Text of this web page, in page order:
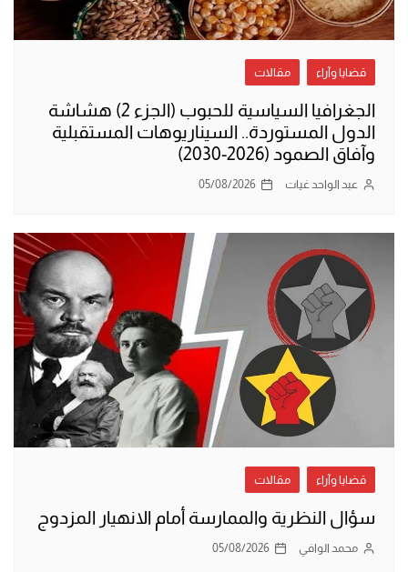
قضايا وآراء مقالات
الجغرافيا السياسية للحبوب (الجزء 2) هشاشة
الدول المستوردة.. السيناريوهات المستقبلية
وآفاق الصمود (2026-2030)
عبد الواحد غيات 05/08/2026
قضايا وآراء مقالات
سؤال النظرية والممارسة أمام الانهيار المزدوج
محمد الوافي 05/08/2026